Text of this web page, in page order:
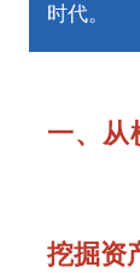
时代。
一、从
挖掘资